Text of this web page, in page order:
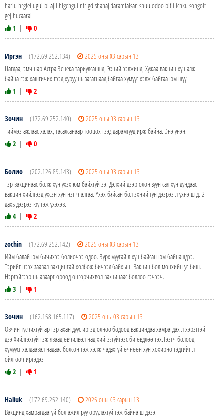
hariu hrgtei ugui bl ajil hlgehgui ntr gd shahaj daramtalsan shuu odoo bitii ichku songolt
gej hucaarai
1 | 0
Иргэн (172.69.252.134)
2025 оны 03 сарын 13
Цагдаа, эмч нар Астра Зенека тариулсаншд. Эхний ээлжинд. Хужаа вакцин хүн алж
байна гэж хашгичих гээд хуруу нь загатнаад байгаа хүмүүс хэлж байгаа юм шүү
1 | 2
Зочин (172.69.252.140)
2025 оны 03 сарын 13
Тиймээ ажлаас халах, тасалсанаар тооцох гээд дарамтууд ирж байна. Энэ үнэн.
2 | 0
Болио (202.126.89.143)
2025 оны 03 сарын 13
Тэр вакцинаас болж хүн үхэх юм байхгүй ээ. Дэлхий дээр олон зуун сая хүн дундаас
вакцин хийлгээд үхсэн хүн нэг ч алгаа. Үхэх байсан бол эхний тун дээрээ л үхнэ ш д. 2
дахь дээрээ юу гэж үхэхэв.
4 | 2
zochin (172.69.252.142)
2025 оны 03 сарын 13
Ийм балай юм бичихээ болиочээ одоо. Зүрх муутай л хүн байсан юм байнашдээ.
Тэрийг нээх заавал вакцинтай холбож бичээд байхын. Вакцин бол мөнхийн ус биш.
Нэртэйгээр нь аваарт ороод өнгөрчихвөл вакцинаас боллоо гэчээч.
3 | 1
Зочин (162.158.165.117)
2025 оны 03 сарын 13
Өвчин тусчихгүй ар гэр ахан дүүс иргэд олноо бодоод вакциндаа хамрагдах л хэрэгтэй
дээ Хийлгэхгүй гэж яваад өвчилвөл над хийгээгүйгээс би өвдлөө гэх.Тээгч болоод
хүмүүст халдаавал надаас болсон гэж хэлж чадахгүй өчнөөн хүн хохирно гэдгийг л
ойлгооч иргэдээ
2 | 1
Haliuk (172.69.252.140)
2025 оны 03 сарын 13
Вакцинд хамрагдаагүй бол ажил руу оруулахгүй гэж байна ш дэээ.